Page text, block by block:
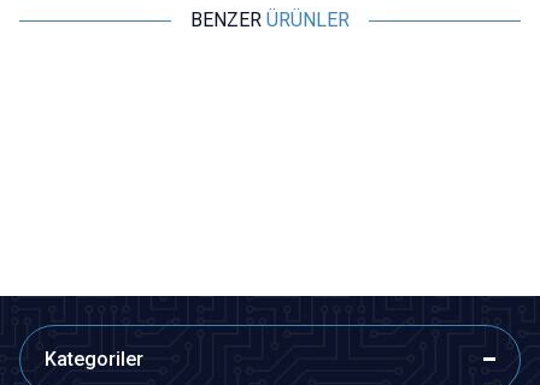
BENZER ÜRÜNLER
Kategoriler